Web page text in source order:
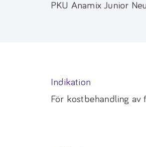
PKU Anamix Junior
Indikation
För kostbehandling av